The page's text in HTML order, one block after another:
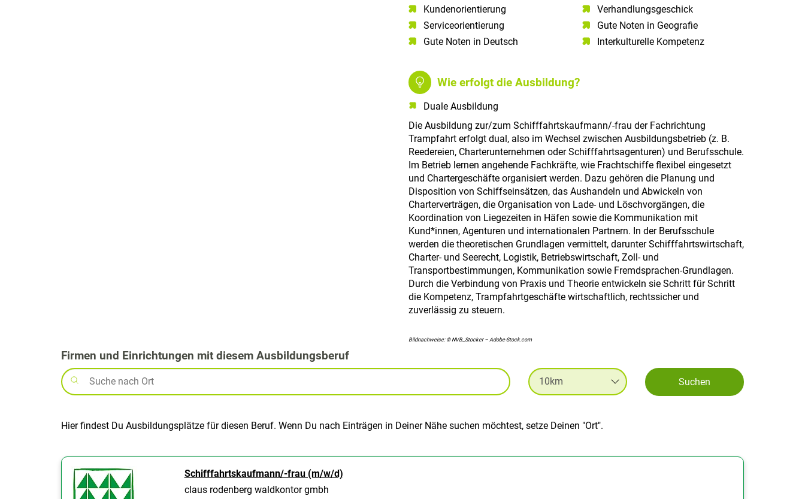
Kundenorientierung​
Serviceorientierung​
Gute Noten in Deutsch​
Verhandlungsgeschick
Gute Noten in Geografie
Interkulturelle Kompetenz
Wie erfolgt die Ausbildung?
Duale Ausbildung
Die Ausbildung zur/zum Schifffahrtskaufmann/-frau der Fachrichtung
Trampfahrt erfolgt dual, also im Wechsel zwischen Ausbildungsbetrieb (z. B.
Reedereien, Charterunternehmen oder Schifffahrtsagenturen) und Berufsschule.
Im Betrieb lernen angehende Fachkräfte, wie Frachtschiffe flexibel eingesetzt
und Chartergeschäfte organisiert werden. Dazu gehören die Planung und
Disposition von Schiffseinsätzen, das Aushandeln und Abwickeln von
Charterverträgen, die Organisation von Lade- und Löschvorgängen, die
Koordination von Liegezeiten in Häfen sowie die Kommunikation mit
Kund*innen, Agenturen und internationalen Partnern. In der Berufsschule
werden die theoretischen Grundlagen vermittelt, darunter Schifffahrtswirtschaft,
Charter- und Seerecht, Logistik, Betriebswirtschaft, Zoll- und
Transportbestimmungen, Kommunikation sowie Fremdsprachen-Grundlagen.
Durch die Verbindung von Praxis und Theorie entwickeln sie Schritt für Schritt
die Kompetenz, Trampfahrtgeschäfte wirtschaftlich, rechtssicher und
zuverlässig zu steuern.
Bildnachweise: © NVB_Stocker – Adobe-Stock.com
Firmen und Einrichtungen mit diesem Ausbildungsberuf
Suchen
Hier findest Du Ausbildungsplätze für diesen Beruf. Wenn Du nach Einträgen in Deiner Nähe suchen möchtest, setze Deinen "Ort".
Schifffahrtskaufmann/-frau (m/w/d)
claus rodenberg waldkontor gmbh